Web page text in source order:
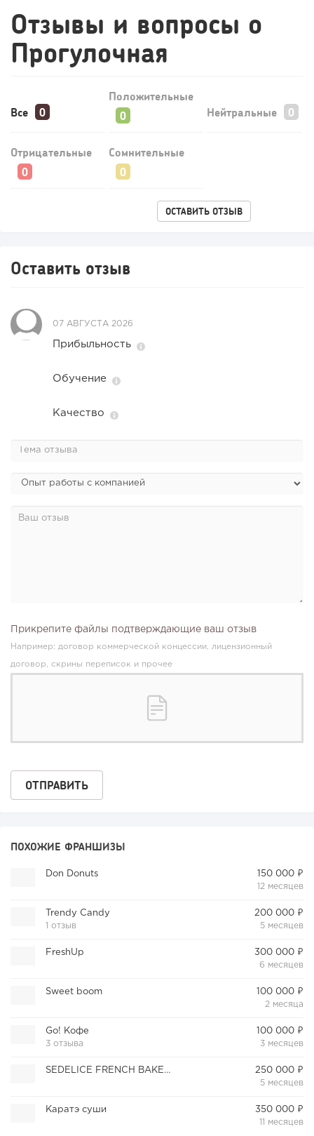
Прокат квадроциклов: инвестиции 2 млн рублей,
прибыль 300 тысяч...
Отзывы и вопросы о
Прогулочная
Все
Положительные
Нейтральные
Отрицательные Сомнительные
ОСТАВИТЬ ОТЗЫВ
Оставить отзыв
07 АВГУСТА 2026
Прибыльность
Обучение
Качество
Прикрепите файлы подтверждающие ваш отзыв
Например: договор коммерческой концессии, лицензионный
договор, скрины переписок и прочее
ПОХОЖИЕ ФРАНШИЗЫ
Don Donuts
150 000 ₽
12 месяцев
Trendy Candy
1 отзыв
200 000 ₽
5 месяцев
FreshUp
300 000 ₽
6 месяцев
Sweet boom
100 000 ₽
2 месяца
Go! Кофе
3 отзыва
100 000 ₽
3 месяцев
SEDELICE FRENCH BAKERY
250 000 ₽
5 месяцев
Каратэ суши
350 000 ₽
11 месяцев